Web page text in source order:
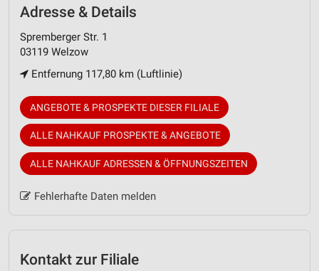
Adresse & Details
Spremberger Str. 1
03119 Welzow
Entfernung 117,80 km (Luftlinie)
ANGEBOTE & PROSPEKTE DIESER FILIALE
ALLE NAHKAUF PROSPEKTE & ANGEBOTE
ALLE NAHKAUF ADRESSEN & ÖFFNUNGSZEITEN
Fehlerhafte Daten melden
Kontakt zur Filiale